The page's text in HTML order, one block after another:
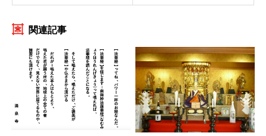
関連記事